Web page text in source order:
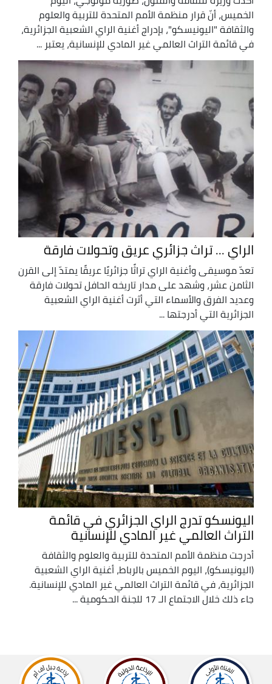
الخميس، أنّ قرار منظمة الأمم المتحدة للتربية والعلوم
والثقافة "اليونيسكو"، بإدراج أغنية الراي الشعبية الجزائرية،
في قائمة التراث العالمي غير المادي للإنسانية، يعتبر ...
الراي ... تراث جزائري عريق وتحولات فارقة
تعدّ موسيقى وأغنية الراي تراثًا جزائريًا عريقًا يمتدّ إلى القرن
الثامن عشر، وشهد على مدار تاريخه الحافل تحولات فارقة
وعديد الفرق والأسماء التي أثرت أغنية الراي الشعبية
الجزائرية التي أدرجتها ...
اليونسكو تدرج الراي الجزائري في قائمة
التراث العالمي غير المادي للإنسانية
أدرجت منظمة الأمم المتحدة للتربية والعلوم والثقافة
(اليونيسكو)، اليوم الخميس بالرباط، أغنية الراي الشعبية
الجزائرية، في قائمة التراث العالمي غير المادي للإنسانية.
جاء ذلك خلال الاجتماع الـ 17 للجنة الحكومية ...